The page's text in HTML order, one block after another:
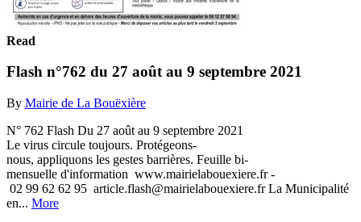
Read
Flash n°762 du 27 août au 9 septembre 2021
By Mairie de La Bouëxière
N° 762 Flash Du 27 août au 9 septembre 2021
Le virus circule toujours. Protégeons­
nous, appliquons les gestes barrières. Feuille bi­
mensuelle d'information ­ www.mairie­labouexiere.fr ­
02 99 62 62 95 ­ article.flash@mairie­labouexiere.fr La Municipalité
en... More